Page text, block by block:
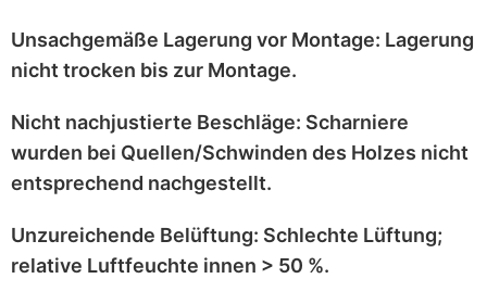
Unsachgemäße Lagerung vor Montage: Lagerung
nicht trocken bis zur Montage.
Nicht nachjustierte Beschläge: Scharniere
wurden bei Quellen/Schwinden des Holzes nicht
entsprechend nachgestellt.
Unzureichende Belüftung: Schlechte Lüftung;
relative Luftfeuchte innen > 50 %.